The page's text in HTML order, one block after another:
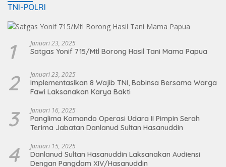
TNI-POLRI
1 Januari 23, 2025
Satgas Yonif 715/Mtl Borong Hasil Tani Mama Papua
2 Januari 23, 2025
Implementasikan 8 Wajib TNI, Babinsa Bersama Warga
Fawi Laksanakan Karya Bakti
3 Januari 16, 2025
Panglima Komando Operasi Udara II Pimpin Serah
Terima Jabatan Danlanud Sultan Hasanuddin
4 Januari 15, 2025
Danlanud Sultan Hasanuddin Laksanakan Audiensi
Dengan Pangdam XIV/Hasanuddin